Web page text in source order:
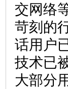
交网络
苛刻的
话用户
技术已
大部分